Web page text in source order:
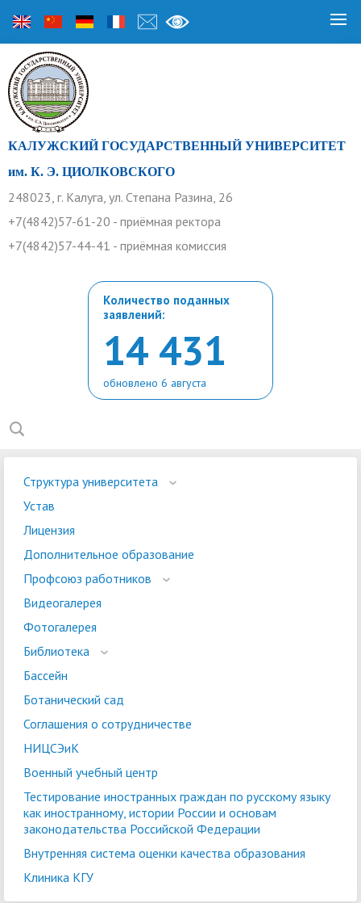
КАЛУЖСКИЙ ГОСУДАРСТВЕННЫЙ УНИВЕРСИТЕТ
им. К. Э. ЦИОЛКОВСКОГО
248023, г. Калуга, ул. Степана Разина, 26
+7(4842)57-61-20 - приёмная ректора
+7(4842)57-44-41 - приёмная комиссия
Количество поданных
заявлений:
14 431
обновлено 6 августа
Структура университета
Устав
Лицензия
Дополнительное образование
Профсоюз работников
Видеогалерея
Фотогалерея
Библиотека
Бассейн
Ботанический сад
Соглашения о сотрудничестве
НИЦСЭиК
Военный учебный центр
Тестирование иностранных граждан по русскому языку
как иностранному, истории России и основам
законодательства Российской Федерации
Внутренняя система оценки качества образования
Клиника КГУ